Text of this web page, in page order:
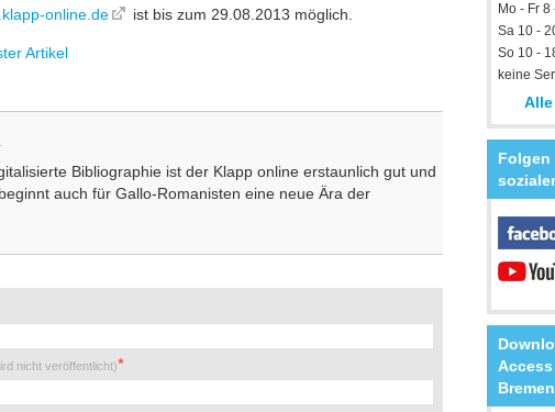
online.de ist bis zum 29.08.2013 möglich.
Artikel
Bibliographie ist der Klapp online erstaunlich gut und
auch für Gallo-Romanisten eine neue Ära der
nicht veröffentlicht)
Mo - Fr
Sa 10 -
So 10 -
keine
Folgen
Bremen